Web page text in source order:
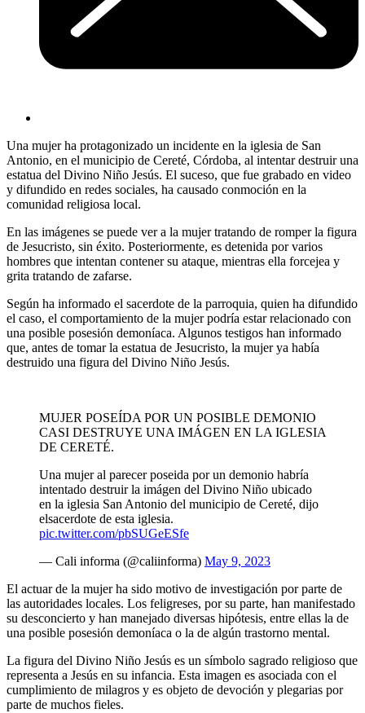
Una mujer ha protagonizado un incidente en la iglesia de San
Antonio, en el municipio de Cereté, Córdoba, al intentar destruir una
estatua del Divino Niño Jesús. El suceso, que fue grabado en video
y difundido en redes sociales, ha causado conmoción en la
comunidad religiosa local.
En las imágenes se puede ver a la mujer tratando de romper la figura
de Jesucristo, sin éxito. Posteriormente, es detenida por varios
hombres que intentan contener su ataque, mientras ella forcejea y
grita tratando de zafarse.
Según ha informado el sacerdote de la parroquia, quien ha difundido
el caso, el comportamiento de la mujer podría estar relacionado con
una posible posesión demoníaca. Algunos testigos han informado
que, antes de tomar la estatua de Jesucristo, la mujer ya había
destruido una figura del Divino Niño Jesús.
MUJER POSEÍDA POR UN POSIBLE DEMONIO
CASI DESTRUYE UNA IMÁGEN EN LA IGLESIA
DE CERETÉ.
Una mujer al parecer poseida por un demonio habría
intentado destruir la imágen del Divino Niño ubicado
en la iglesia San Antonio del municipio de Cereté, dijo
elsacerdote de esta iglesia.
pic.twitter.com/pbSUGeESfe
— Cali informa (@caliinforma) May 9, 2023
El actuar de la mujer ha sido motivo de investigación por parte de
las autoridades locales. Los feligreses, por su parte, han manifestado
su desconcierto y han manejado diversas hipótesis, entre ellas la de
una posible posesión demoníaca o la de algún trastorno mental.
La figura del Divino Niño Jesús es un símbolo sagrado religioso que
representa a Jesús en su infancia. Esta imagen es asociada con el
cumplimiento de milagros y es objeto de devoción y plegarias por
parte de muchos fieles.